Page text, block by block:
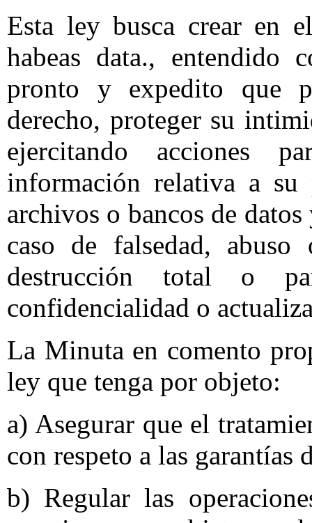
Esta ley busca crear en
habeas data., entendido
pronto y expedito que
derecho, proteger su
ejercitando acciones
información relativa a su
archivos o bancos de
caso de falsedad,
destrucción total o
confidencialidad o
La Minuta en comento
ley que tenga por objeto:
a) Asegurar que el
con respeto a las garantías
b) Regular las